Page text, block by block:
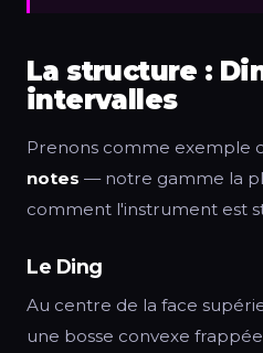
La structure :
intervalles
Prenons comme exemple
notes — notre gamme la
comment l'instrument est
Le Ding
Au centre de la face
une bosse convexe